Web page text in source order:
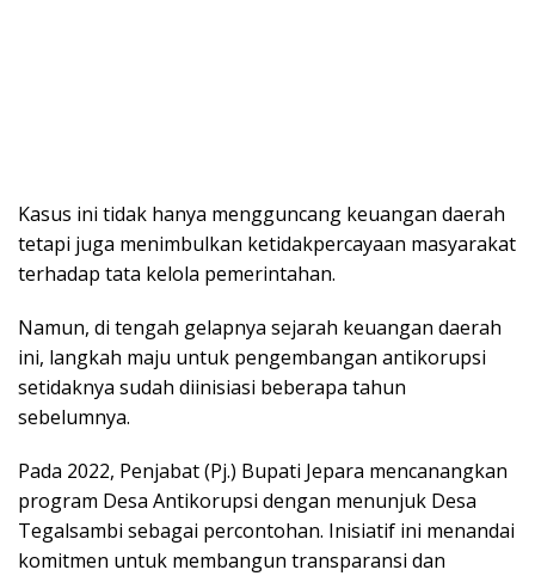
Kasus ini tidak hanya mengguncang keuangan daerah
tetapi juga menimbulkan ketidakpercayaan masyarakat
terhadap tata kelola pemerintahan.
Namun, di tengah gelapnya sejarah keuangan daerah
ini, langkah maju untuk pengembangan antikorupsi
setidaknya sudah diinisiasi beberapa tahun
sebelumnya.
Pada 2022, Penjabat (Pj.) Bupati Jepara mencanangkan
program Desa Antikorupsi dengan menunjuk Desa
Tegalsambi sebagai percontohan. Inisiatif ini menandai
komitmen untuk membangun transparansi dan